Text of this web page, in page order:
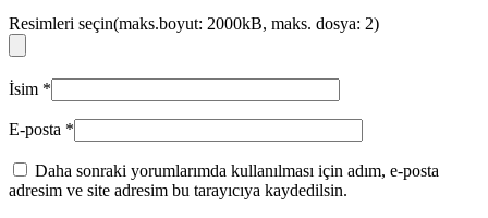
Resimleri seçin(maks.boyut: 2000kB, maks. dosya: 2)
İsim *
E-posta *
Daha sonraki yorumlarımda kullanılması için adım, e-posta
adresim ve site adresim bu tarayıcıya kaydedilsin.